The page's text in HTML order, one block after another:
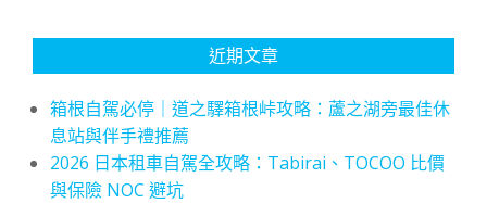
近期文章
箱根自駕必停｜道之驛箱根峠攻略：蘆之湖旁最佳休
息站與伴手禮推薦
2026 日本租車自駕全攻略：Tabirai、TOCOO 比價
與保險 NOC 避坑